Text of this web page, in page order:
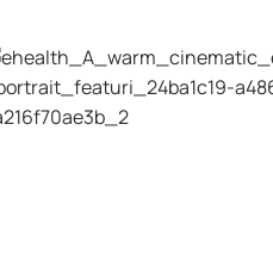
Betracht. Welche
ist, entscheidet ein Arzt auf
Gesundheit, Ihres BMI und Ihres